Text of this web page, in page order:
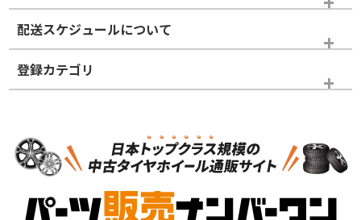
※商品ランクは出品者の主観により判断しておりますので、あら
かじめご了承ください。
ホイールランク
S
品）
S
新車外し品（新古
付き
配送スケジュールについて
登録カテゴリ
スタッドレスタイヤホイールセット